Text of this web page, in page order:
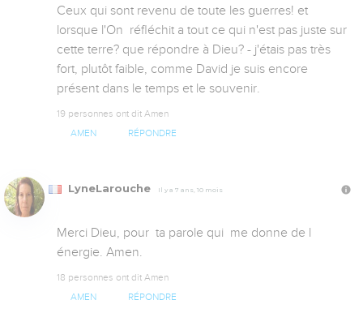
Ceux qui sont revenu de toute les guerres! et
lorsque l'On  réfléchit a tout ce qui n'est pas juste sur
cette terre? que répondre à Dieu? - j'étais pas très
fort, plutôt faible, comme David je suis encore
présent dans le temps et le souvenir.
19 personnes ont dit Amen
AMEN RÉPONDRE
LyneLarouche Il y a 7 ans, 10 mois
Merci Dieu, pour  ta parole qui  me donne de l
énergie. Amen.
18 personnes ont dit Amen
AMEN RÉPONDRE